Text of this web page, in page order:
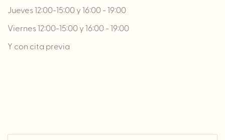
Jueves 12:00-15:00 y 16:00 - 19:00
Viernes 12:00-15:00 y 16:00 - 19:00
Y con cita previa